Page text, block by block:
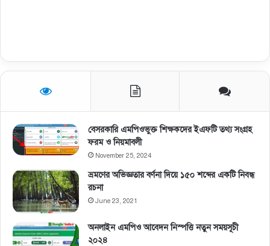
বেসরকারি এমপিওভুক্ত শিক্ষকদের ইএফটি তথ্য সংগ্রহ
ফরম ও নিয়মাবলী
November 25, 2024
ভ্রমণের অভিজ্ঞতার বর্ণনা দিয়ে ১৫০ শব্দের একটি নিবন্ধ
রচনা
June 23, 2021
অনলাইন এমপিও আবেদন নিস্পত্তি নতুন সময়সূচী
২০২৪